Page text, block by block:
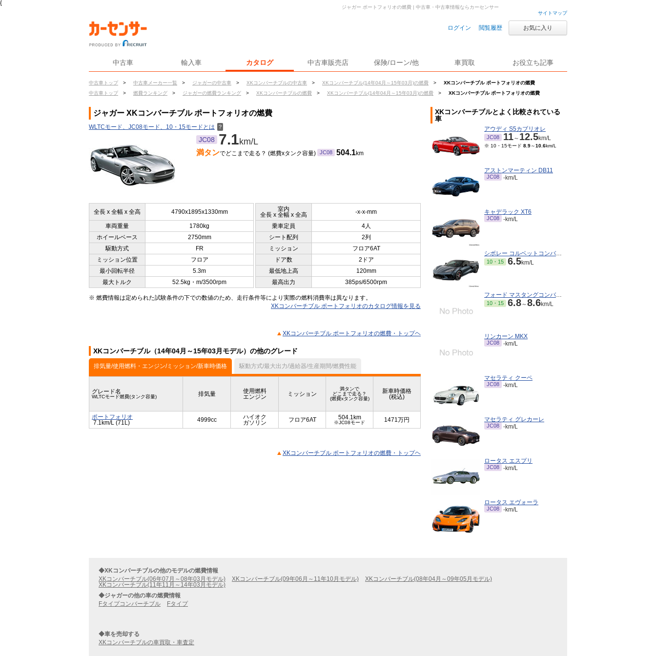
{
サイトマップ
ログイン 閲覧履歴 お気に入り
中古車 輸入車 カタログ 中古車販売店 保険/ローン/他 車買取 お役立ち記事
中古車トップ > 中古車メーカー一覧 > ジャガーの中古車 > XKコンバーチブルの中古車 > XKコンバーチブル(14年04月～15年03月)の燃費 >
XKコンバーチブル ポートフォリオの燃費
中古車トップ
> 燃費ランキング > ジャガーの燃費ランキング > XKコンバーチブルの燃費 > XKコンバーチブル(14年04月～15年03月)の燃費 > XKコンバーチブル ポートフォリオの燃費
ジャガー ポートフォリオの燃費 | 中古車・中古車情報ならカーセンサー
ジャガー XKコンバーチブル ポートフォリオの燃費
WLTCモード、JC08モード、10・15モードとは ？
JC08 7.1km/L
満タンでどこまで走る？ (燃費xタンク容量) JC08 504.1km
全長 x 全幅 x 全高 4790x1895x1330mm
室内
全長 x 全幅 x 全高
-x-x-mm
車両重量 1780kg 乗車定員
4人
ホイールベース
2750mm シート配列
2列
駆動方式
FR ミッション
フロア6AT
ミッション位置
フロア ドア数
2ドア
最小回転半径
5.3m 最低地上高
120mm
最大トルク
52.5kg・m/3500rpm 最高出力 385ps/6500rpm
※ 燃費情報は定められた試験条件の下での数値のため、走行条件等により実際の燃料消費率は異なります。
XKコンバーチブル ポートフォリオのカタログ情報を見る
XKコンバーチブル ポートフォリオの燃費・トップヘ
XKコンバーチブル（14年04月～15年03月モデル）の他のグレード
排気量/使用燃料・エンジン/ミッション/新車時価格 駆動方式/最大出力/過給器/生産期間/燃費性能
グレード名
WLTCモード燃費(タンク容量) 排気量
使用燃料
エンジン
ミッション
満タンで
どこまで走る？
(燃費xタンク容量)
新車時価格
(税込)
ポートフォリオ
7.1km/L (71L)
4999cc
ハイオク
ガソリン
フロア6AT 504.1km
※JC08モード 1471万円
XKコンバーチブル ポートフォリオの燃費・トップヘ
XKコンバーチブルとよく比較されている
車
アウディ S5カブリオレ
JC08 11～ 12.5km/L
※ 10・15モード 8.9～10.6km/L
アストンマーティン DB11
JC08 -km/L
キャデラック XT6
JC08 -km/L
シボレー コルベットコンバーチブル
10・15 6.5km/L
フォード マスタングコンバーチブル
10・15 6.8～8.6km/L
リンカーン MKX
JC08 -km/L
マセラティ クーペ
JC08 -km/L
マセラティ グレカーレ
JC08 -km/L
ロータス エスプリ
JC08 -km/L
ロータス エヴォーラ
JC08 -km/L
◆XKコンバーチブルの他のモデルの燃費情報
XKコンバーチブル(06年07月～08年03月モデル)
XKコンバーチブル(09年06月～11年10月モデル)
XKコンバーチブル(08年04月～09年05月モデル)
XKコンバーチブル(11年11月～14年03月モデル)
◆ジャガーの他の車の燃費情報
Fタイプコンバーチブル
Fタイプ
◆車を売却する
XKコンバーチブルの車買取・車査定